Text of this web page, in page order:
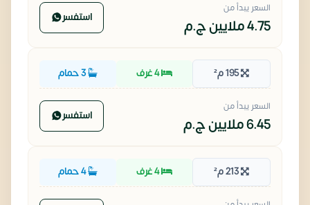
السعر يبدأ من
4.75 ملايين ج.م استفسر
195 م² 4 غرف 3 حمام
السعر يبدأ من
6.45 ملايين ج.م استفسر
213 م² 4 غرف 4 حمام